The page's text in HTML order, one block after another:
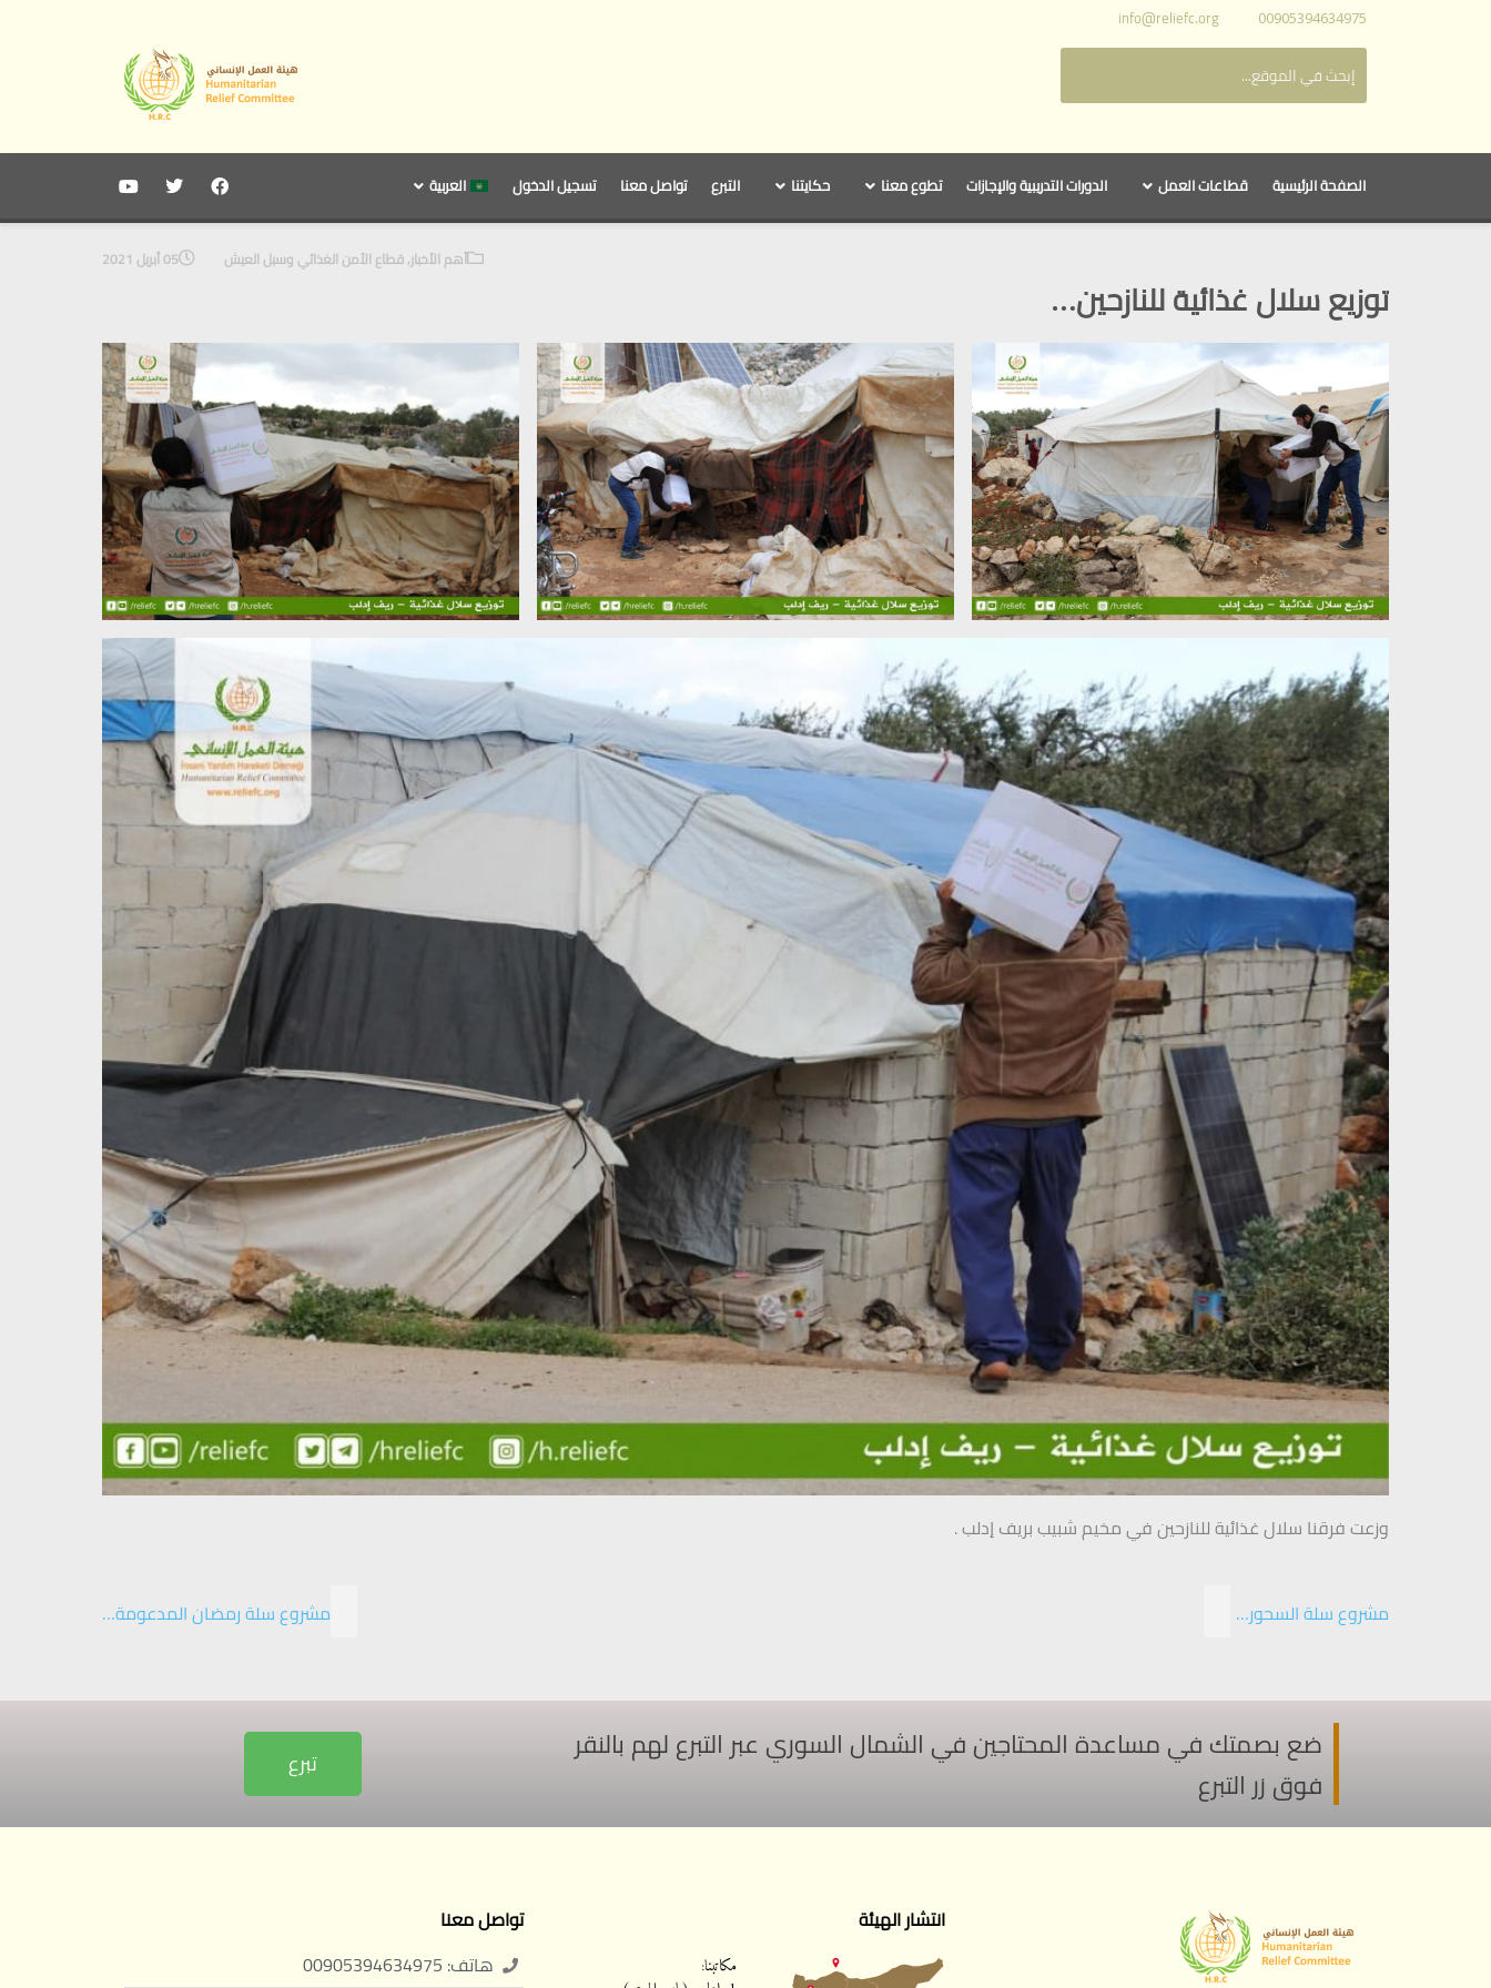
00905394634975
info@reliefc.org
الصفحة الرئيسية قطاعات العمل الدورات التدريبية والإجازات تطوع معنا حكايتنا التبرع تواصل معنا تسجيل الدخول العربية
05 أبريل 2021 أهم الأخبار,قطاع الأمن الغذائي وسبل العيش
توزيع سلال غذائية للنازحين…
وزعت فرقنا سلال غذائية للنازحين في مخيم شبيب بريف إدلب .
مشروع سلة رمضان المدعومة… مشروع سلة السحور…
ضع بصمتك في مساعدة المحتاجين في الشمال السوري عبر التبرع لهم بالنقر
فوق زر التبرع
تبرع
انتشار الهيئة تواصل معنا
هاتف: 00905394634975